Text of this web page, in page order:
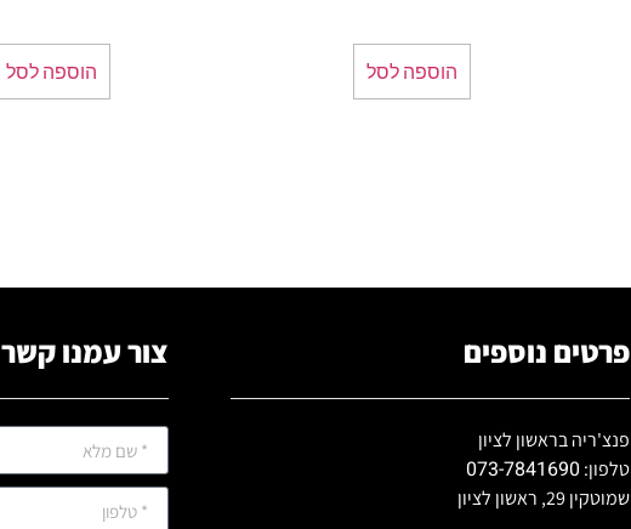
הוספה לסל הוספה לסל
פרטים נוספים
פנצ'ריה בראשון לציון
טלפון:073-7841690
שמוטקין 29, ראשון לציון
צור עמנו קשר